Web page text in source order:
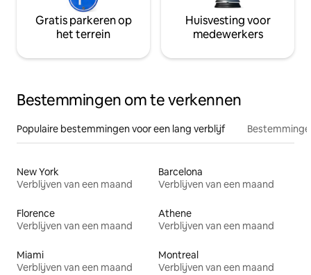
Gratis parkeren op
het terrein
Huisvesting voor
medewerkers
Bestemmingen om te verkennen
Populaire bestemmingen voor een lang verblijf
New York
Verblijven van een maand
Barcelona
Verblijven van een maand
Florence
Verblijven van een maand
Athene
Verblijven van een maand
Miami
Verblijven van een maand
Montreal
Verblijven van een maand